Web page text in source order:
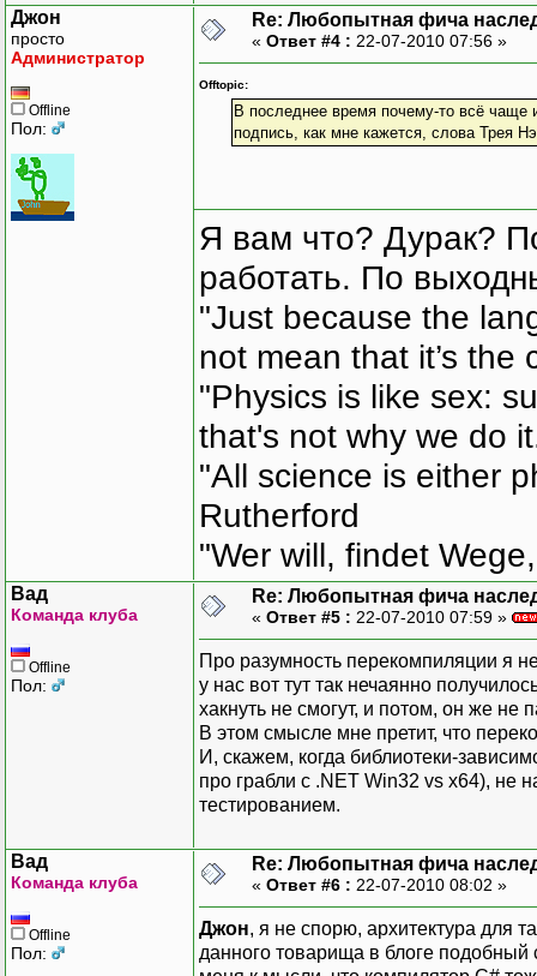
Джон
просто
Администратор
Offline
Пол:
Re: Любопытная фича
« Ответ #4 : 22-07-2010 07:56 »
Offtopic:
В последнее время почему-то всё чаще
подпись, как мне кажется, слова Трея
Я вам что? Дурак?
работать. По
"Just because the
not mean that it’s the
"Physics is like sex:
that's not why we do
"All science is either
Rutherford
"Wer will, findet
Вад
Команда клуба
Offline
Пол:
Re: Любопытная фича
« Ответ #5 : 22-07-2010 07:59 »
Про разумность перекомпиляции я
у нас вот тут так нечаянно
хакнуть не смогут, и потом, он же не
В этом смысле мне претит, что
И, скажем, когда библиотеки-
про грабли с .NET Win32 vs x64), не
тестированием.
Вад
Команда клуба
Offline
Пол:
Re: Любопытная фича
« Ответ #6 : 22-07-2010 08:02 »
Джон, я не спорю, архитектура для
данного товарища в блоге подобный